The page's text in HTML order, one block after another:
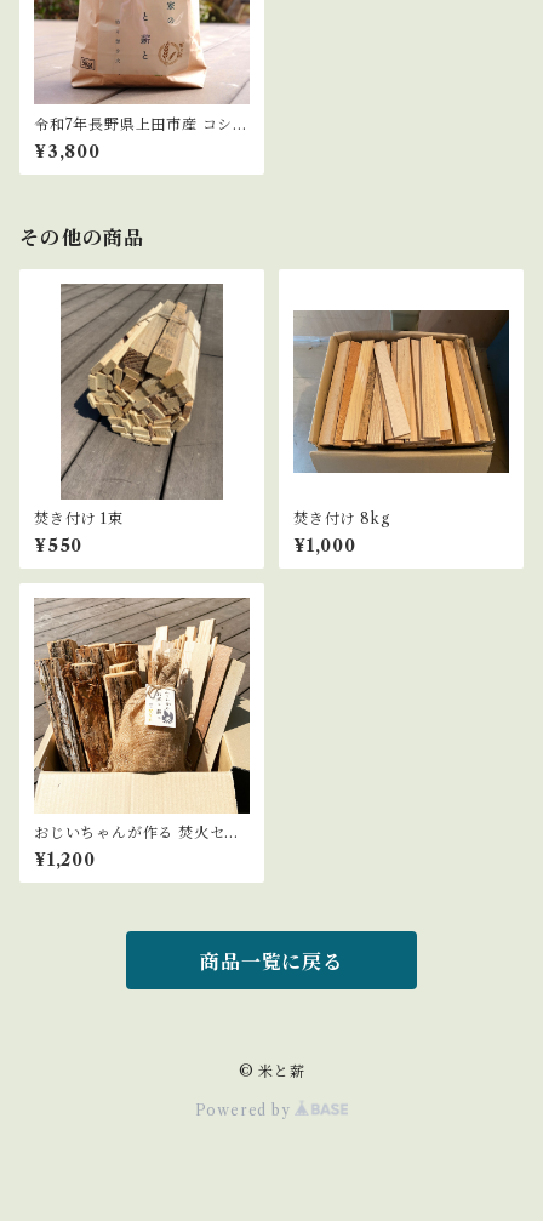
令和7年長野県上田市産 コシヒ
カリ 5kg
¥3,800
その他の商品
焚き付け 1束
¥550
焚き付け 8kg
¥1,000
おじいちゃんが作る 焚火セッ
ト
¥1,200
商品一覧に戻る
© 米と薪
Powered by